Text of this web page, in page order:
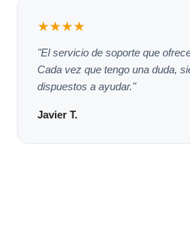
★★★★
"El servicio de soporte que
Cada vez que tengo una duda,
dispuestos a ayudar."
Javier T.